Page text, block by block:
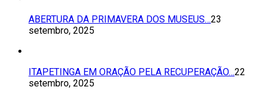
ABERTURA DA PRIMAVERA DOS MUSEUS…23
setembro, 2025
ITAPETINGA EM ORAÇÃO PELA RECUPERAÇÃO…22
setembro, 2025